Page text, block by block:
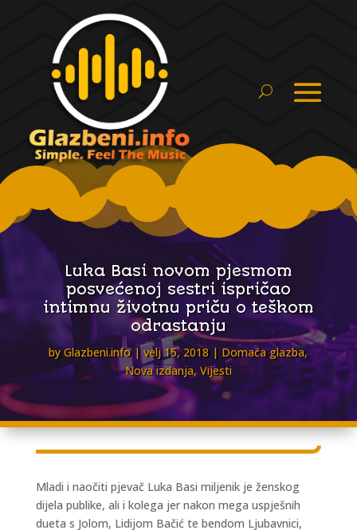
Luka Basi novom pjesmom
posvećenoj sestri ispričao
intimnu životnu priču o teškom
odrastanju
byGlazbeni.info velj 15, 2018 Domaća glazba,
Nova izdanja,Vijesti
Mladi i naočiti pjevač Luka Basi miljenik je ženskog
dijela publike, ali i kolega jer nakon mega uspješnih
dueta s Jolom, Lidijom Bačić te bendom Ljubavnici,